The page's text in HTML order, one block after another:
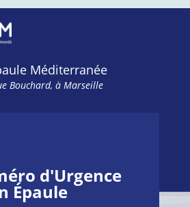
Méditerranée
Bouchard, à Marseille
d'Urgence
Épaule